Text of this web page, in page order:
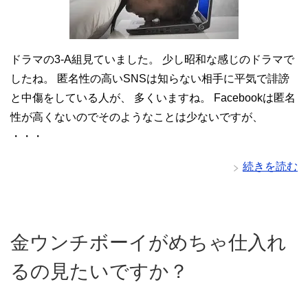
ドラマの3-A組見ていました。 少し昭和な感じのドラマで
したね。 匿名性の高いSNSは知らない相手に平気で誹謗
と中傷をしている人が、 多くいますね。 Facebookは匿名
性が高くないのでそのようなことは少ないですが、
・・・
続きを読む
金ウンチボーイがめちゃ仕入れ
るの見たいですか？